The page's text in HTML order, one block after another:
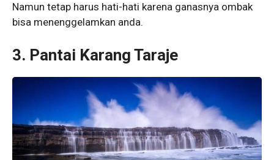
Namun tetap harus hati-hati karena ganasnya ombak
bisa menenggelamkan anda.
3. Pantai Karang Taraje